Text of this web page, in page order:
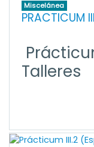
Miscelánea
Talleres